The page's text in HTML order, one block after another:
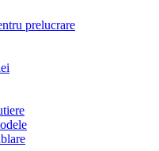
prelucrare